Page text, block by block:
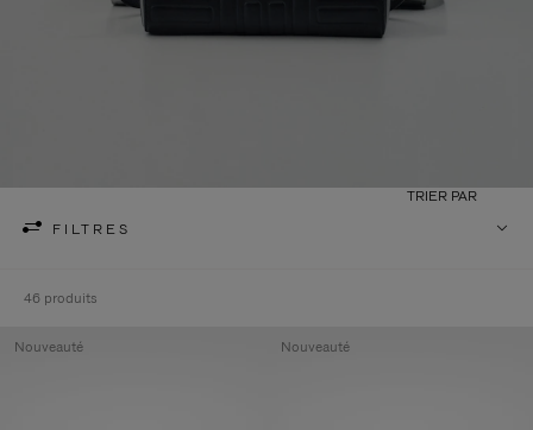
FILTRES
TRIER PAR
46 produits
Nouveauté Nouveauté